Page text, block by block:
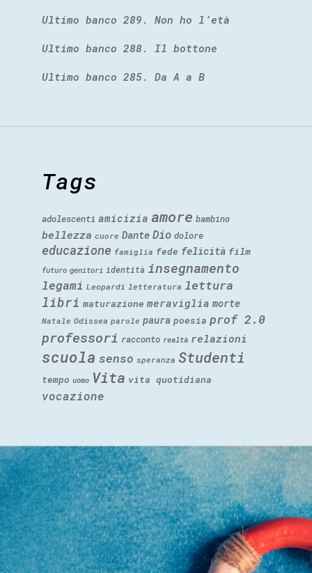
Ultimo banco 289. Non ho l’età
Ultimo banco 288. Il bottone
Ultimo banco 285. Da A a B
Tags
adolescenti amicizia amore bambino
bellezza cuore Dante Dio dolore
educazione famiglia fede felicità film
futuro genitori identità insegnamento
legami Leopardi letteratura lettura
libri maturazione meraviglia morte
Natale Odissea parole paura poesia prof 2.0
professori racconto realtà relazioni
scuola senso speranza Studenti
tempo uomo Vita vita quotidiana
vocazione